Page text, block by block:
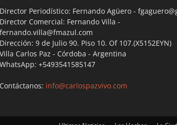
Director Periodístico: Fernando Agüero -
Director Comercial: Fernando Villa -
fernando.villa@fmazul.com
Dirección: 9 de Julio 90. Piso 10. Of 107.(X5152EYN)
Villa Carlos Paz - Córdoba - Argentina
WhatsApp: +5493541585147
Contáctanos: info@carlospazvivo.com